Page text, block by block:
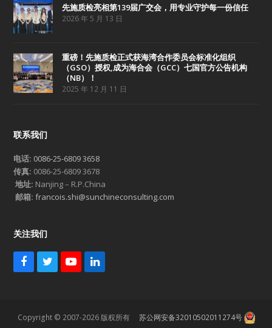
先施质检亮相第139届广交会，用专业守护每一份信任
2026 年 5 月 13 日
重磅！先施质检正式获海湾合作委员会标准化组织
（GSO）授权,成为海合会（GCC）七国官方公告机构
（NB）！
2025 年 12 月 11 日
联系我们
电话: 0086-25-6809 3658
传真: 0086-25-6809 3678
地址: Nanjing – R.P.China
邮箱: francois.shi@sunchineconsulting.com
关注我们
F
o
T
e
Y
b
L
d
Copyright © 2007-2026 版权所有 苏公网安备32010502011274号